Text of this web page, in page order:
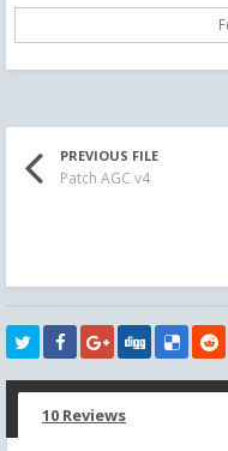
PREVIOUS FILE
Patch AGC v4
10 Reviews